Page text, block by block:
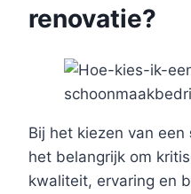
renovatie?
Bij het kiezen van een
het belangrijk om
kwaliteit, ervaring en